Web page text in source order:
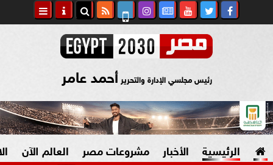
رئيس مجلسي الإدارة والتحرير أحمد عامر
الرئيسية الأخبار مشروعات مصر العالم الآن